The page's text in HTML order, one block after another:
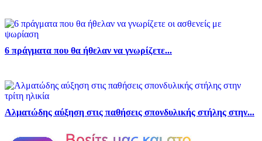
6 πράγματα που θα ήθελαν να γνωρίζετε...
Αλματώδης αύξηση στις παθήσεις σπονδυλικής στήλης στην...